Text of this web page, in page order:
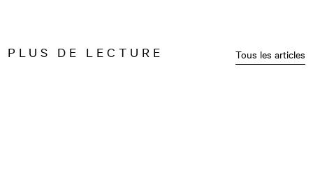
PLUS DE LECTURE Tous les articles